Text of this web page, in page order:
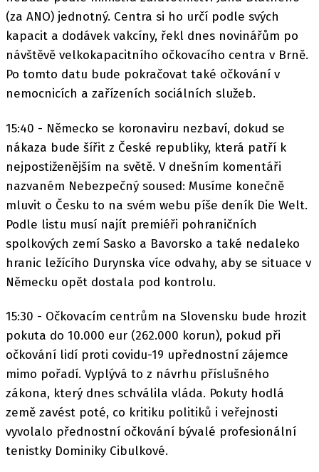
(za ANO) jednotný. Centra si ho určí podle svých
kapacit a dodávek vakcíny, řekl dnes novinářům po
návštěvě velkokapacitního očkovacího centra v Brně.
Po tomto datu bude pokračovat také očkování v
nemocnicích a zařízeních sociálních služeb.
15:40 - Německo se koronaviru nezbaví, dokud se
nákaza bude šířit z České republiky, která patří k
nejpostiženějším na světě. V dnešním komentáři
nazvaném Nebezpečný soused: Musíme konečně
mluvit o Česku to na svém webu píše deník Die Welt.
Podle listu musí najít premiéři pohraničních
spolkových zemí Sasko a Bavorsko a také nedaleko
hranic ležícího Durynska více odvahy, aby se situace v
Německu opět dostala pod kontrolu.
15:30 - Očkovacím centrům na Slovensku bude hrozit
pokuta do 10.000 eur (262.000 korun), pokud při
očkování lidí proti covidu-19 upřednostní zájemce
mimo pořadí. Vyplývá to z návrhu příslušného
zákona, který dnes schválila vláda. Pokuty hodlá
země zavést poté, co kritiku politiků i veřejnosti
vyvolalo přednostní očkování bývalé profesionální
tenistky Dominiky Cibulkové.